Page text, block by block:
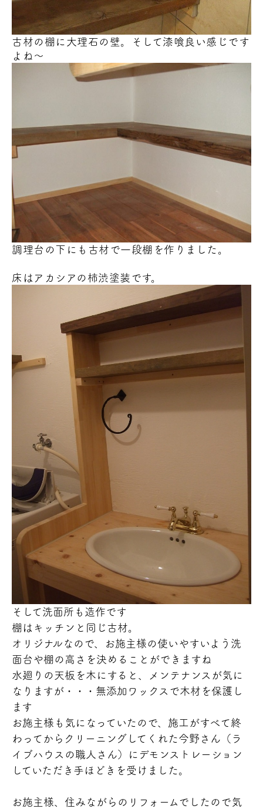
古材の棚に大理石の壁。そして漆喰 良い感じ です
よね～
調理台の下にも古材で一段棚を作りました。
床はアカシアの柿渋塗装です。
そして洗面所も造作です
棚はキッチンと同じ古材。
オリジナルなので、お施主様の使いやすいよう洗
面台や棚の高さを決めることができますね
水廻りの天板を木にすると、メンテナンスが気に
なりますが・・・無添加ワックスで木材を保護し
ます
お施主様も気になっていたので、施工がすべて終
わってからクリーニングしてくれた今野さん（ラ
イブハウスの職人さん）にデモンストレーション
していただき手ほどきを受けました。
お施主様、住みながらのリフォームでしたので気